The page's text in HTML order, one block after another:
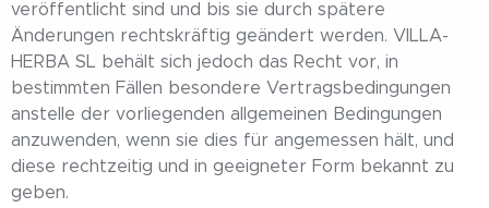
veröffentlicht sind und bis sie durch spätere
Änderungen rechtskräftig geändert werden. VILLA-
HERBA SL behält sich jedoch das Recht vor, in
bestimmten Fällen besondere Vertragsbedingungen
anstelle der vorliegenden allgemeinen Bedingungen
anzuwenden, wenn sie dies für angemessen hält, und
diese rechtzeitig und in geeigneter Form bekannt zu
geben.